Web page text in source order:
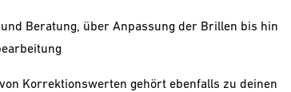
Beratung, über Anpassung der Brillen bis hin
Korrektionswerten gehört ebenfalls zu deinen